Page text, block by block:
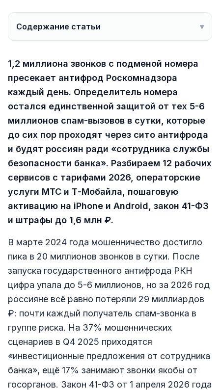
Содержание статьи ▾
1,2 миллиона звонков с подменой номера
пресекает антифрод Роскомнадзора
каждый день. Определитель номера
остался единственной защитой от тех 5-6
миллионов спам-вызовов в сутки, которые
до сих пор проходят через сито антифрода
и будят россиян ради «сотрудника службы
безопасности банка». Разбираем 12 рабочих
сервисов с тарифами 2026, операторские
услуги МТС и Т-Мобайла, пошаговую
активацию на iPhone и Android, закон 41-ФЗ
и штрафы до 1,6 млн ₽.
В марте 2024 года мошенничество достигло
пика в 20 миллионов звонков в сутки. После
запуска государственного антифрода РКН
цифра упала до 5-6 миллионов, но за 2026 год
россияне всё равно потеряли 29 миллиардов
₽: почти каждый получатель спам-звонка в
группе риска. На 37% мошеннических
сценариев в Q4 2025 приходятся
«инвестиционные предложения от сотрудника
банка», ещё 17% занимают звонки якобы от
госорганов. Закон 41-ФЗ от 1 апреля 2026 года